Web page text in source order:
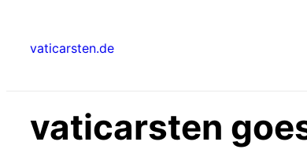
springen
vaticarsten.de
vaticarsten